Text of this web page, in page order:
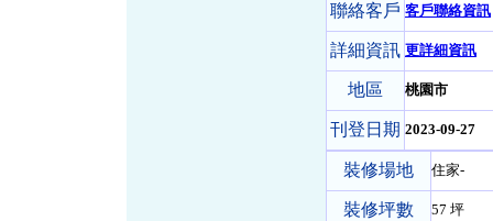
聯絡客戶 客戶聯絡資訊
詳細資訊 更詳細資訊
地區 桃園市
刊登日期 2023-09-27
裝修場地 住家-
裝修坪數 57 坪